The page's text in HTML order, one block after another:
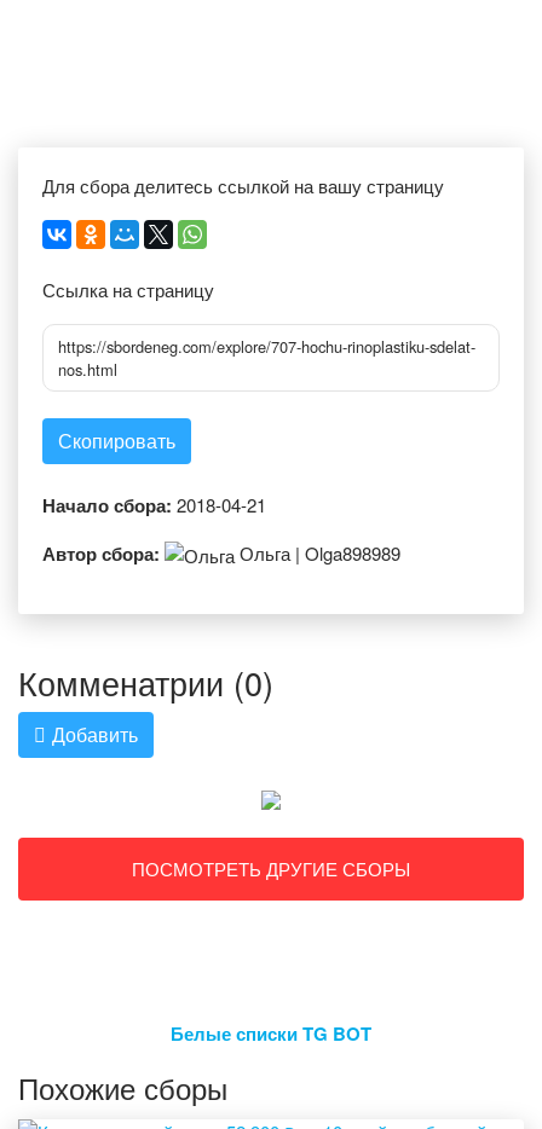
Для сбора делитесь ссылкой на вашу страницу
Ссылка на страницу
https://sbordeneg.com/explore/707-hochu-rinoplastiku-sdelat-
nos.html
Скопировать
Начало сбора: 2018-04-21
Автор сбора: Ольга | Olga898989
Комменатрии (0)
Добавить
ПОСМОТРЕТЬ ДРУГИЕ СБОРЫ
Белые списки TG BOT
Похожие сборы